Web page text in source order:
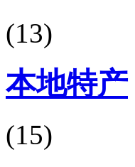
(13)
本地特产
(15)